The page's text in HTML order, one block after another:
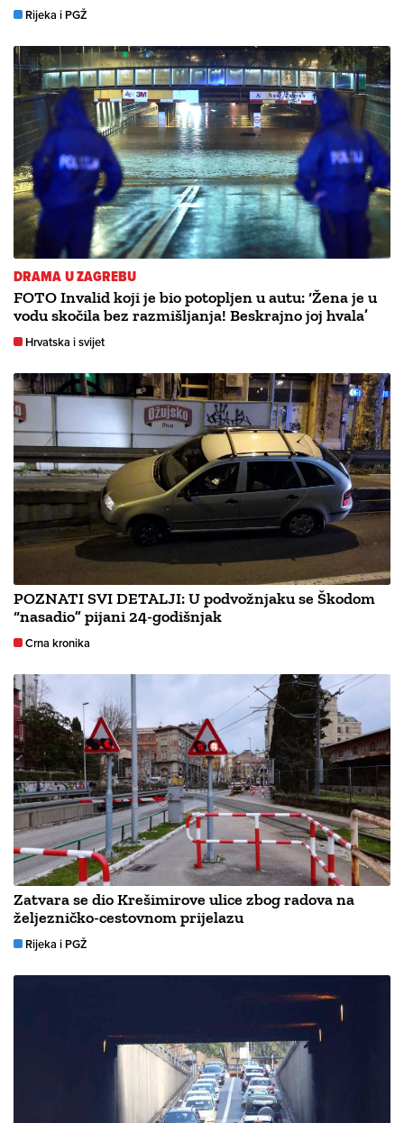
Rijeka i PGŽ
DRAMA U ZAGREBU
FOTO Invalid koji je bio potopljen u autu: ‘Žena je u
vodu skočila bez razmišljanja! Beskrajno joj hvala’
Hrvatska i svijet
POZNATI SVI DETALJI: U podvožnjaku se Škodom
“nasadio” pijani 24-godišnjak
Crna kronika
Zatvara se dio Krešimirove ulice zbog radova na
željezničko-cestovnom prijelazu
Rijeka i PGŽ